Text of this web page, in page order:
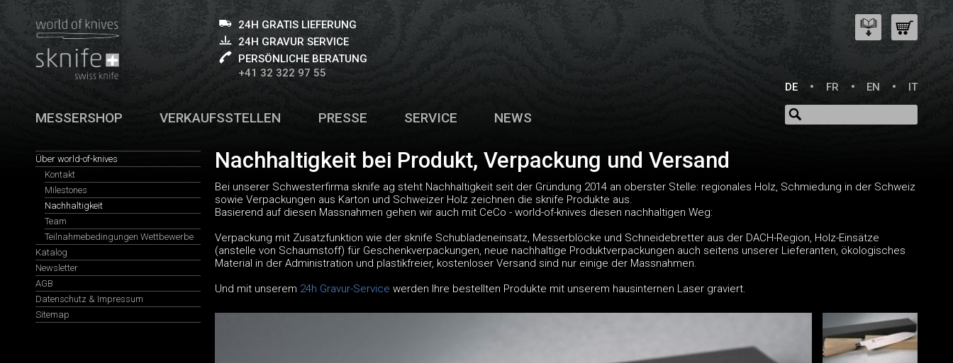
24H GRATIS LIEFERUNG
24H GRAVUR SERVICE
PERSÖNLICHE BERATUNG
+41 32 322 97 55
DE
FR EN IT
MESSERSHOP VERKAUFSSTELLEN PRESSE SERVICE NEWS
Über world-of-knives
Kontakt
Milestones
Nachhaltigkeit
Team
Teilnahmebedingungen Wettbewerbe
Katalog
Newsletter
AGB
Datenschutz & Impressum
Sitemap
Nachhaltigkeit bei Produkt, Verpackung und Versand
Bei unserer Schwesterfirma sknife ag steht Nachhaltigkeit seit der Gründung 2014 an oberster Stelle: regionales Holz, Schmiedung in der Schweiz
sowie Verpackungen aus Karton und Schweizer Holz zeichnen die sknife Produkte aus.
Basierend auf diesen Massnahmen gehen wir auch mit CeCo - world-of-knives diesen nachhaltigen Weg:
Verpackung mit Zusatzfunktion wie der sknife Schubladeneinsatz, Messerblöcke und Schneidebretter aus der DACH-Region, Holz-Einsätze
(anstelle von Schaumstoff) für Geschenkverpackungen, neue nachhaltige Produktverpackungen auch seitens unserer Lieferanten, ökologisches
Material in der Administration und plastikfreier, kostenloser Versand sind nur einige der Massnahmen.
Und mit unserem 24h Gravur-Service werden Ihre bestellten Produkte mit unserem hausinternen Laser graviert.